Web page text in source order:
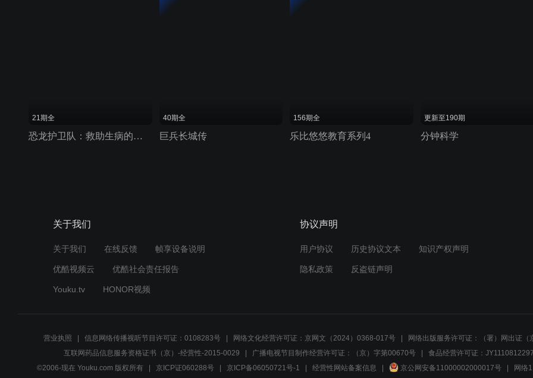
21期全
恐龙护卫队：救助生病的恐龙
40期全
巨兵长城传
156期全
乐比悠悠教育系列4
更新至190期
分钟科学
关于我们
关于我们 在线反馈 帧享设备说明
优酷视频云 优酷社会责任报告
Youku.tv HONOR视频
协议声明
用户协议 历史协议文本 知识产权声明
隐私政策 反盗链声明
营业执照 信息网络传播视听节目许可证：0108283号 网络文化经营许可证：京网文（2024）0368-017号
网络出版服务许可证：（署）网出证（
互联网药品信息服务资格证书（京）-经营性-2015-0029
广播电视节目制作经营许可证：（京）字第00670号
食品经营许可证：
©2006-现在 Youku.com 版权所有
京ICP证060288号 京ICP备06050721号-1 经营性网站备案信息 京公网安备11000002000017号 网络